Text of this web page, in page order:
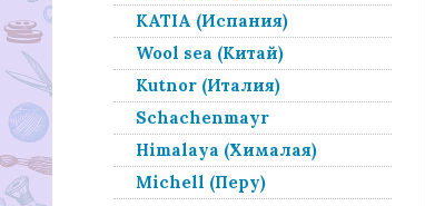
KATIA (Испания)
Wool sea (Китай)
Kutnor (Италия)
Schachenmayr
Himalaya (Хималая)
Michell (Перу)